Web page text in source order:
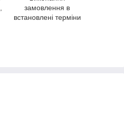
замовлення в
встановлені терміни